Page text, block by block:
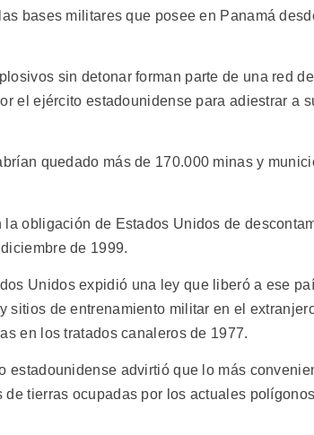
bases militares que posee en Panamá
sin detonar forman parte de una red
el ejército estadounidense para adiestrar a
quedado más de 170.000 minas y
obligación de Estados Unidos de
de 1999.
Unidos expidió una ley que liberó a ese
sitios de entrenamiento militar en el
en los tratados canaleros de 1977.
estadounidense advirtió que lo más
tierras ocupadas por los actuales